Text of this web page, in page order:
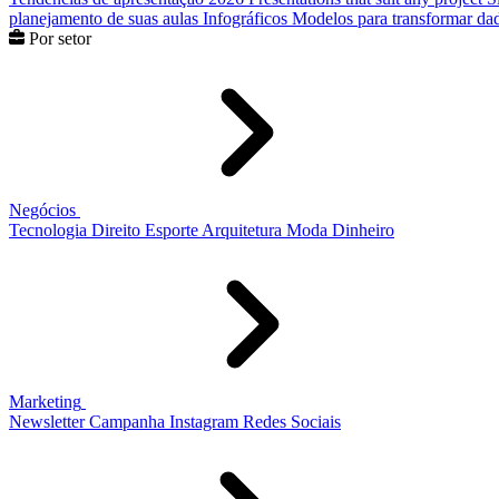
planejamento de suas aulas Infográficos Modelos para transformar
Por setor
Negócios
Tecnologia Direito Esporte Arquitetura Moda Dinheiro
Marketing
Newsletter Campanha Instagram Redes Sociais